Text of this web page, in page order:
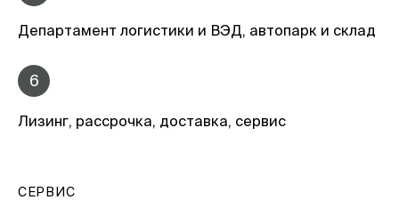
Департамент логистики и ВЭД, автопарк и склад
6
Лизинг, рассрочка, доставка, сервис
СЕРВИС